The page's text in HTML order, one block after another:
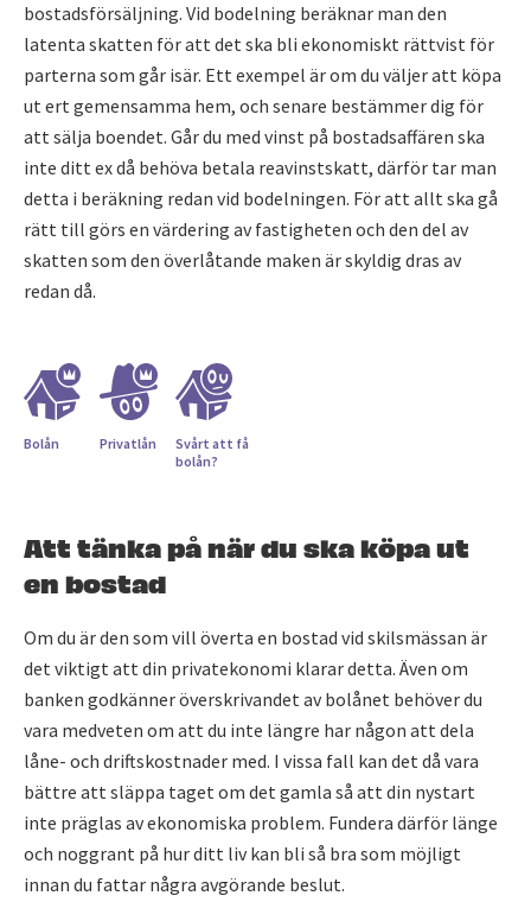
bostadsförsäljning. Vid bodelning beräknar man den
latenta skatten för att det ska bli ekonomiskt rättvist för
parterna som går isär. Ett exempel är om du väljer att köpa
ut ert gemensamma hem, och senare bestämmer dig för
att sälja boendet. Går du med vinst på bostadsaffären ska
inte ditt ex då behöva betala reavinstskatt, därför tar man
detta i beräkning redan vid bodelningen. För att allt ska gå
rätt till görs en värdering av fastigheten och den del av
skatten som den överlåtande maken är skyldig dras av
redan då.
Bolån Privatlån
Svårt att få
bolån?
Att tänka på när du ska köpa ut
en bostad
Om du är den som vill överta en bostad vid skilsmässan är
det viktigt att din privatekonomi klarar detta. Även om
banken godkänner överskrivandet av bolånet behöver du
vara medveten om att du inte längre har någon att dela
låne- och driftskostnader med. I vissa fall kan det då vara
bättre att släppa taget om det gamla så att din nystart
inte präglas av ekonomiska problem. Fundera därför länge
och noggrant på hur ditt liv kan bli så bra som möjligt
innan du fattar några avgörande beslut.